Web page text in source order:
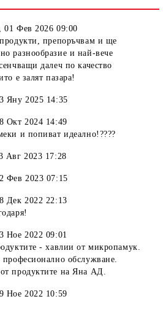
,01 Фев 2026 09:00
препоръчвам и ще
разнообразие и най-вече
далеч по качество
е залят пазара!
Яну 2025 14:35
Окт 2024 14:49
и попиват идеално!????
Авг 2023 17:28
Фев 2023 07:15
Дек 2022 22:13
Ное 2022 09:01
- хавлии от микропамук.
обслужване.
продуктите на Яна АД.
Ное 2022 10:59